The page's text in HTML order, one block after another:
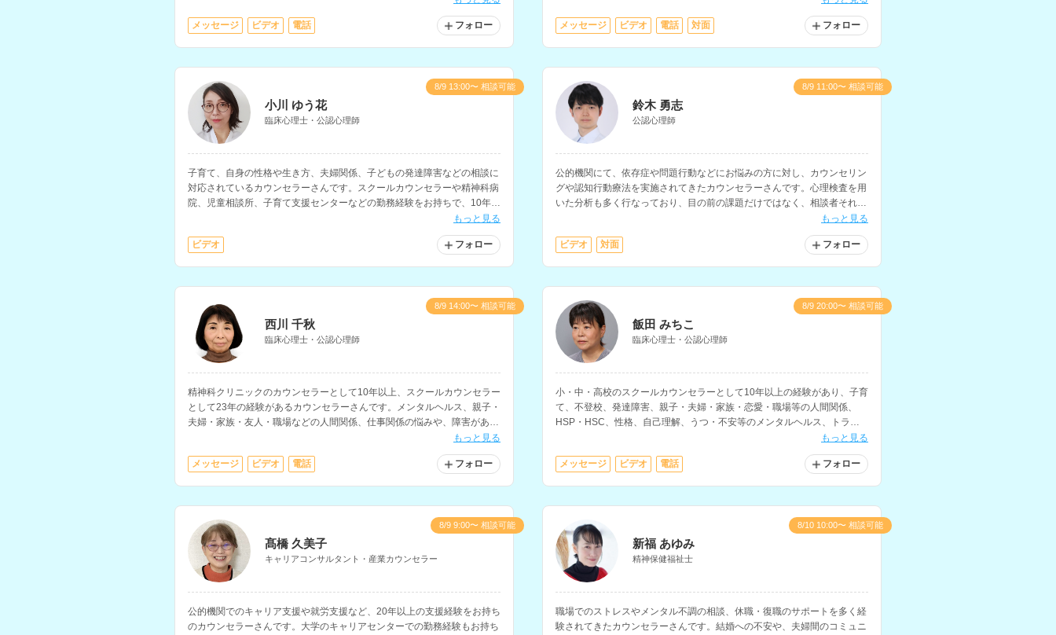
メッセージ ビデオ 電話 フォロー メッセージ ビデオ 電話 対面 フォロー
小川 ゆう花
臨床心理士・公認心理師
子育て、自身の性格や生き方、夫婦関係、子どもの発達障害などの相談に
対応されているカウンセラーさんです。スクールカウンセラーや精神科病
院、児童相談所、子育て支援センターなどの勤務経験をお持ちで、10年以
もっと見る
ビデオ フォロー
8/9 13:00〜 相談可能
鈴木 勇志
公認心理師
公的機関にて、依存症や問題行動などにお悩みの方に対し、カウンセリン
グや認知行動療法を実施されてきたカウンセラーさんです。心理検査を用
いた分析も多く行なっており、目の前の課題だけではなく、相談者それぞ
れの人生や背景にある生き方の問題まで含めたカウンセリングを行なって
もっと見る
ビデオ 対面 フォロー
8/9 11:00〜 相談可能
西川 千秋
臨床心理士・公認心理師
精神科クリニックのカウンセラーとして10年以上、スクールカウンセラー
として23年の経験があるカウンセラーさんです。メンタルヘルス、親子・
夫婦・家族・友人・職場などの人間関係、仕事関係の悩みや、障害がある
もっと見る
メッセージ ビデオ 電話 フォロー
8/9 14:00〜 相談可能
飯田 みちこ
臨床心理士・公認心理師
小・中・高校のスクールカウンセラーとして10年以上の経験があり、子育
て、不登校、発達障害、親子・夫婦・家族・恋愛・職場等の人間関係、
HSP・HSC、性格、自己理解、うつ・不安等のメンタルヘルス、トラウ
マ、ストレス・アンガーマネジメントの相談などに対応されているカウン
もっと見る
メッセージ ビデオ 電話 フォロー
8/9 20:00〜 相談可能
髙橋 久美子
キャリアコンサルタント・産業カウンセラー
公的機関でのキャリア支援や就労支援など、20年以上の支援経験をお持ち
のカウンセラーさんです。大学のキャリアセンターでの勤務経験もお持ち
8/9 9:00〜 相談可能
新福 あゆみ
精神保健福祉士
職場でのストレスやメンタル不調の相談、休職・復職のサポートを多く経
験されてきたカウンセラーさんです。結婚への不安や、夫婦間のコミュニ
8/10 10:00〜 相談可能